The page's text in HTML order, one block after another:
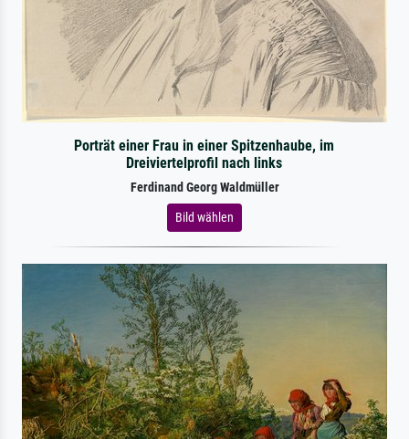
Porträt einer Frau in einer Spitzenhaube, im
Dreiviertelprofil nach links
Ferdinand Georg Waldmüller
Bild wählen